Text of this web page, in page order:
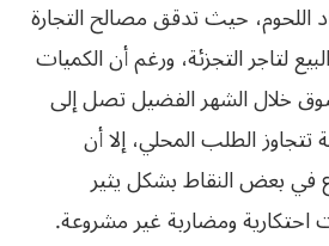
اللحوم، حيث تدقق مصالح التجارة
لتاجر التجزئة، ورغم أن الكميات
خلال الشهر الفضيل تصل إلى
الطلب المحلي، إلا أن
في بعض النقاط بشكل يثير
ومضاربة غير مشروعة.